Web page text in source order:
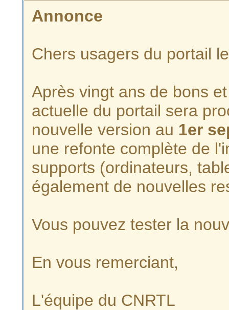
Annonce
Chers usagers du portail
Après vingt ans de bons
actuelle du portail sera
nouvelle version au 1er
une refonte complète de
supports (ordinateurs,
également de nouvelles
Vous pouvez tester la
En vous remerciant,
L'équipe du CNRTL